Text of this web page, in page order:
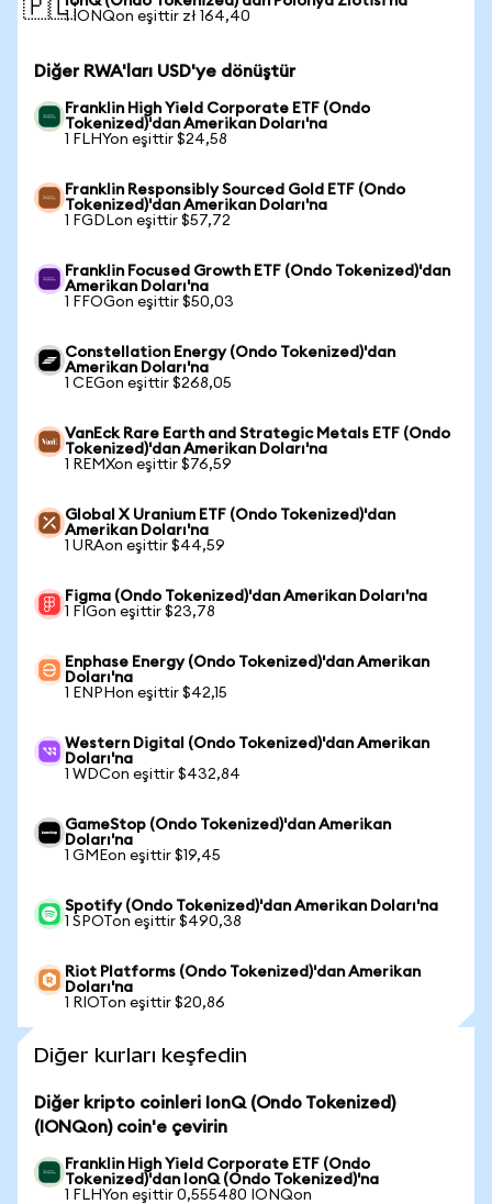
🇵🇱1 IONQon eşittir zł 164,40
Diğer RWA'ları USD'ye dönüştür
Franklin High Yield Corporate ETF (Ondo
Tokenized)'dan Amerikan Doları'na
1 FLHYon eşittir $24,58
Franklin Responsibly Sourced Gold ETF (Ondo
Tokenized)'dan Amerikan Doları'na
1 FGDLon eşittir $57,72
Franklin Focused Growth ETF (Ondo Tokenized)'dan
Amerikan Doları'na
1 FFOGon eşittir $50,03
Constellation Energy (Ondo Tokenized)'dan
Amerikan Doları'na
1 CEGon eşittir $268,05
VanEck Rare Earth and Strategic Metals ETF (Ondo
Tokenized)'dan Amerikan Doları'na
1 REMXon eşittir $76,59
Global X Uranium ETF (Ondo Tokenized)'dan
Amerikan Doları'na
1 URAon eşittir $44,59
Figma (Ondo Tokenized)'dan Amerikan Doları'na
1 FIGon eşittir $23,78
Enphase Energy (Ondo Tokenized)'dan Amerikan
Doları'na
1 ENPHon eşittir $42,15
Western Digital (Ondo Tokenized)'dan Amerikan
Doları'na
1 WDCon eşittir $432,84
GameStop (Ondo Tokenized)'dan Amerikan
Doları'na
1 GMEon eşittir $19,45
Spotify (Ondo Tokenized)'dan Amerikan Doları'na
1 SPOTon eşittir $490,38
Riot Platforms (Ondo Tokenized)'dan Amerikan
Doları'na
1 RIOTon eşittir $20,86
Diğer kurları keşfedin
Diğer kripto coinleri IonQ (Ondo Tokenized)
(IONQon) coin'e çevirin
Franklin High Yield Corporate ETF (Ondo
Tokenized)'dan IonQ (Ondo Tokenized)'na
1 FLHYon eşittir 0,555480 IONQon